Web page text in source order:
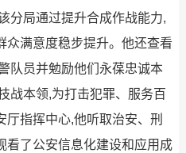
分局通过提升合成作战能力,
众满意度稳步提升。他还查看
队员并勉励他们永葆忠诚本
战本领,为打击犯罪、服务百
指挥中心,他听取治安、刑
看了公安信息化建设和应用成